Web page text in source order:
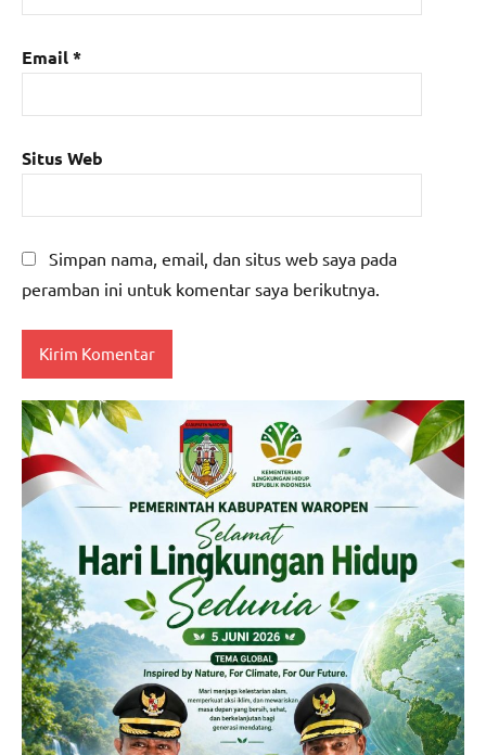
Email*
Situs Web
Simpan nama, email, dan situs web saya pada
peramban ini untuk komentar saya berikutnya.